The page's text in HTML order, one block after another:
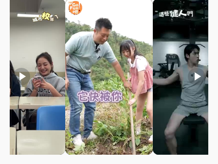
play_arrow play_arrow play_arrow